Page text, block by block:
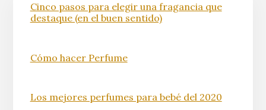
Cinco pasos para elegir una fragancia que
destaque (en el buen sentido)
Cómo hacer Perfume
Los mejores perfumes para bebé del 2020